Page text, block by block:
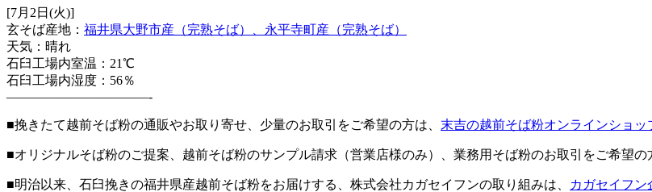
[7月2日(火)]
玄そば産地： 福井県大野市産（完熟そば）、永平寺町産（完熟そば）
天気：晴れ
石臼工場内室温：21℃
石臼工場内湿度：56％
———————————-
■挽きたて越前そば粉の通販やお取り寄せ、少量のお取引をご希望の方は、 末吉の越前そば粉オンラインショッ
■オリジナルそば粉のご提案、越前そば粉のサンプル請求（営業店様のみ）、業務用そば粉のお取引をご希望の
■明治以来、石臼挽きの福井県産越前そば粉をお届けする、株式会社カガセイフンの取り組みは、 カガセイフン